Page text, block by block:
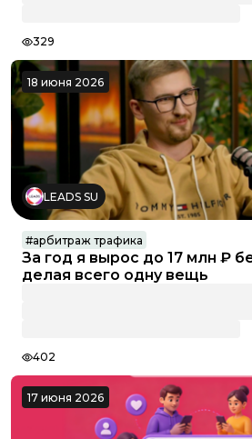
329
18 июня 2026
LEADS SU
#арбитраж трафика
За год я вырос до 17 млн ₽
делая всего одну вещь
402
17 июня 2026